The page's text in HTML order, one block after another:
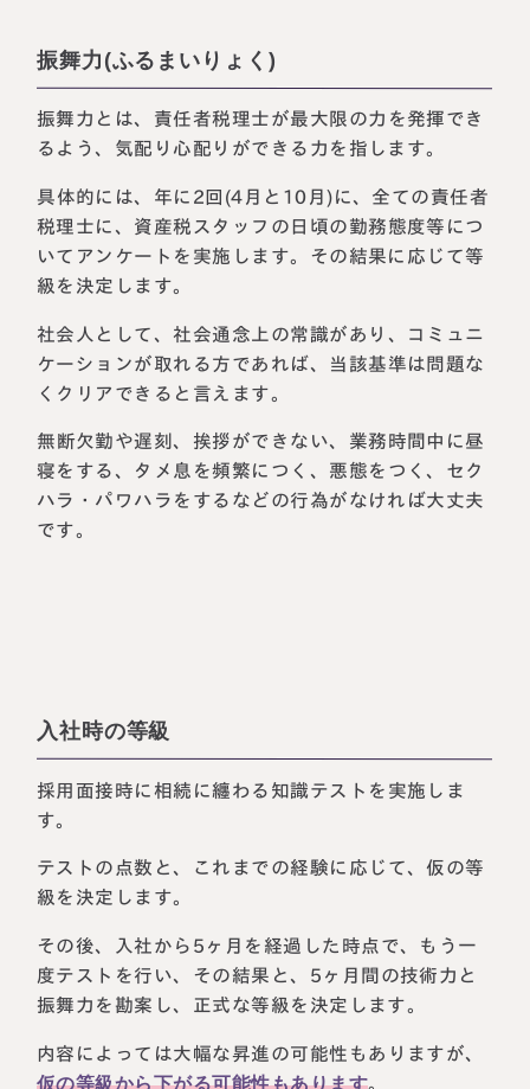
振舞力(ふるまいりょく)
振舞力とは、責任者税理士が最大限の力を発揮でき
るよう、気配り心配りができる力を指します。
具体的には、年に2回(4月と10月)に、全ての責任者
税理士に、資産税スタッフの日頃の勤務態度等につ
いてアンケートを実施します。その結果に応じて等
級を決定します。
社会人として、社会通念上の常識があり、コミュニ
ケーションが取れる方であれば、当該基準は問題な
くクリアできると言えます。
無断欠勤や遅刻、挨拶ができない、業務時間中に昼
寝をする、タメ息を頻繁につく、悪態をつく、セク
ハラ・パワハラをするなどの行為がなければ大丈夫
です。
入社時の等級
採用面接時に相続に纏わる知識テストを実施しま
す。
テストの点数と、これまでの経験に応じて、仮の等
級を決定します。
その後、入社から5ヶ月を経過した時点で、もう一
度テストを行い、その結果と、5ヶ月間の技術力と
振舞力を勘案し、正式な等級を決定します。
内容によっては大幅な昇進の可能性もありますが、
仮の等級から下がる可能性もあります。